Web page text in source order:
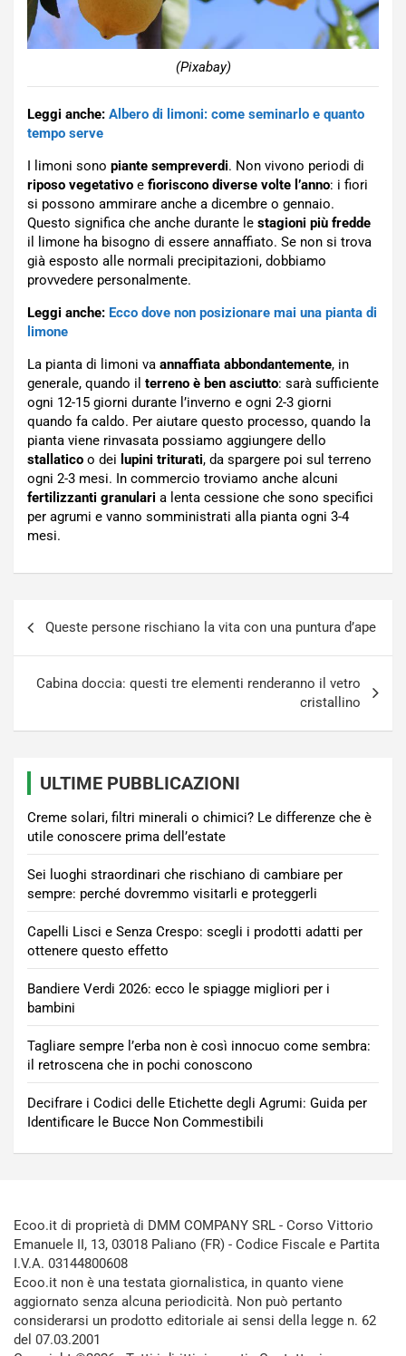
(Pixabay)
Leggi anche: Albero di limoni: come seminarlo e quanto
tempo serve
I limoni sono piante sempreverdi. Non vivono periodi di
riposo vegetativo e fioriscono diverse volte l’anno: i fiori
si possono ammirare anche a dicembre o gennaio.
Questo significa che anche durante le stagioni più fredde
il limone ha bisogno di essere annaffiato. Se non si trova
già esposto alle normali precipitazioni, dobbiamo
provvedere personalmente.
Leggi anche: Ecco dove non posizionare mai una pianta di
limone
La pianta di limoni va annaffiata abbondantemente, in
generale, quando il terreno è ben asciutto: sarà sufficiente
ogni 12-15 giorni durante l’inverno e ogni 2-3 giorni
quando fa caldo. Per aiutare questo processo, quando la
pianta viene rinvasata possiamo aggiungere dello
stallatico o dei lupini triturati, da spargere poi sul terreno
ogni 2-3 mesi. In commercio troviamo anche alcuni
fertilizzanti granulari a lenta cessione che sono specifici
per agrumi e vanno somministrati alla pianta ogni 3-4
mesi.
articoli
Queste persone rischiano la vita con una puntura d’ape
Cabina doccia: questi tre elementi renderanno il vetro
cristallino
ULTIME PUBBLICAZIONI
Creme solari, filtri minerali o chimici? Le differenze che è
utile conoscere prima dell’estate
Sei luoghi straordinari che rischiano di cambiare per
sempre: perché dovremmo visitarli e proteggerli
Capelli Lisci e Senza Crespo: scegli i prodotti adatti per
ottenere questo effetto
Bandiere Verdi 2026: ecco le spiagge migliori per i
bambini
Tagliare sempre l’erba non è così innocuo come sembra:
il retroscena che in pochi conoscono
Decifrare i Codici delle Etichette degli Agrumi: Guida per
Identificare le Bucce Non Commestibili
Ecoo.it di proprietà di DMM COMPANY SRL - Corso Vittorio
Emanuele II, 13, 03018 Paliano (FR) - Codice Fiscale e Partita
I.V.A. 03144800608
Ecoo.it non è una testata giornalistica, in quanto viene
aggiornato senza alcuna periodicità. Non può pertanto
considerarsi un prodotto editoriale ai sensi della legge n. 62
del 07.03.2001